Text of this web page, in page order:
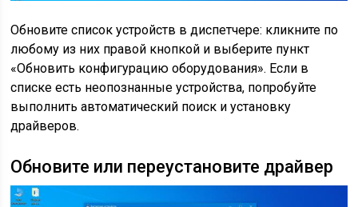
Обновите список устройств в диспетчере: кликните по
любому из них правой кнопкой и выберите пункт
«Обновить конфигурацию оборудования». Если в
списке есть неопознанные устройства, попробуйте
выполнить автоматический поиск и установку
драйверов.
Обновите или переустановите драйвер